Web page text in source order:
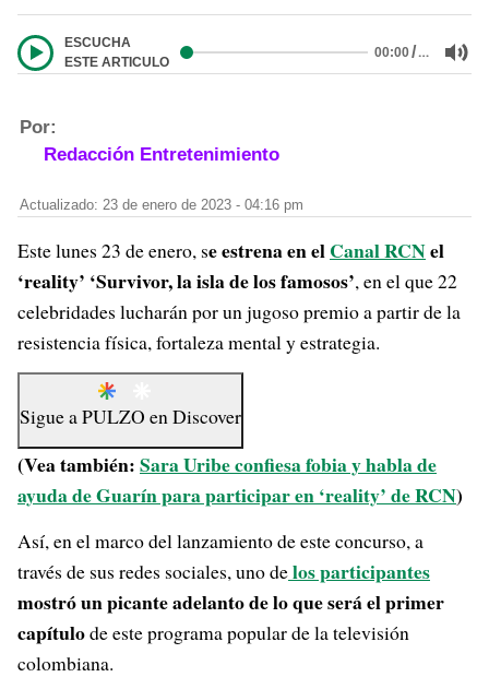
ESCUCHA
ESTE ARTICULO
00:00/…
Por:
Redacción Entretenimiento
Actualizado: 23 de enero de 2023 - 04:16 pm
Este lunes 23 de enero, se estrena en elCanal RCNel
‘reality’ ‘Survivor, la isla de los famosos’, en el que 22
celebridades lucharán por un jugoso premio a partir de la
resistencia física, fortaleza mental y estrategia.
Sigue aPULZO enDiscover
(Vea también:Sara Uribe confiesa fobia y habla de
ayuda de Guarín para participar en ‘reality’ de RCN)
Así, en el marco del lanzamiento de este concurso, a
través de sus redes sociales, uno delosparticipantes
mostró un picante adelanto de lo que será el primer
capítulode este programa popular de la televisión
colombiana.